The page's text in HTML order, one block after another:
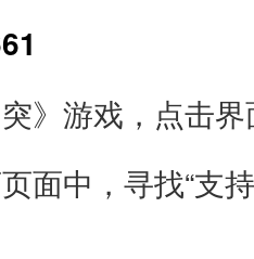
游戏，点击界
面中，寻找“支